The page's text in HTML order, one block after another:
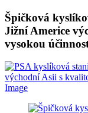
Špičková
Jižní Americe
vysokou